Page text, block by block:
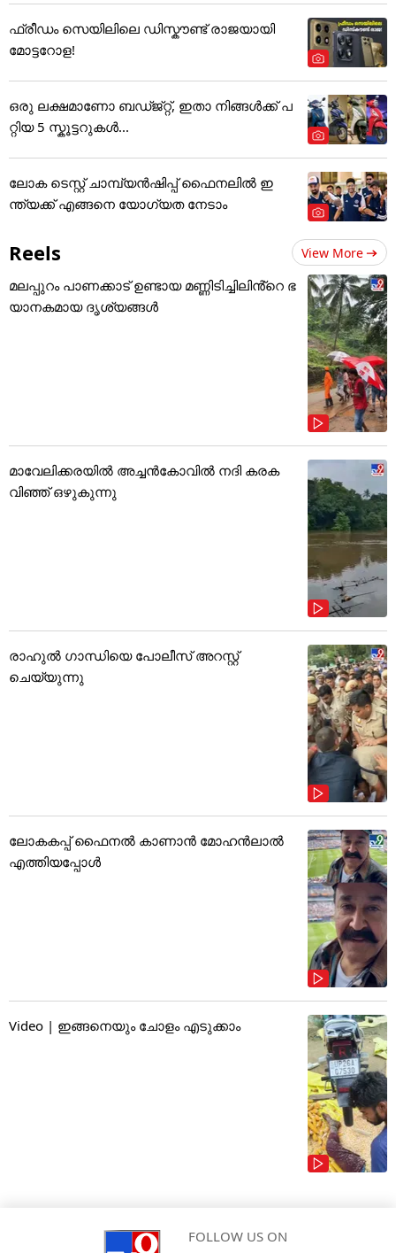
ഫ്രീഡം സെയിലിലെ ഡിസ്കൗണ്ട് രാജയായി
മോട്ടറോള!
ഒരു ലക്ഷമാണോ ബഡ്ജ്റ്റ്, ഇതാ നിങ്ങൾക്ക് പ
റ്റിയ 5 സ്കൂട്ടറുകൾ...
ലോക ടെസ്റ്റ് ചാമ്പ്യൻഷിപ്പ് ഫൈനലിൽ ഇ
ന്ത്യക്ക് എങ്ങനെ യോഗ്യത നേടാം
Reels View More
മലപ്പുറം പാണക്കാട് ഉണ്ടായ മണ്ണിടിച്ചിലിൻ്റെ ഭ
യാനകമായ ദൃശ്യങ്ങൾ
മാവേലിക്കരയിൽ അച്ചൻകോവിൽ നദി കരക
വിഞ്ഞ് ഒഴുകുന്നു
രാഹുൽ ഗാന്ധിയെ പോലീസ് അറസ്റ്റ്
ചെയ്യുന്നു
ലോകകപ്പ് ഫൈനൽ കാണാൻ മോഹൻലാൽ
എത്തിയപ്പോൾ
Video | ഇങ്ങനെയും ചോളം എടുക്കാം
FOLLOW US ON